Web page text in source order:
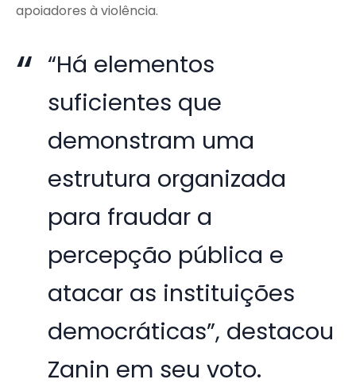
apoiadores à violência.
“Há elementos
suficientes que
demonstram uma
estrutura organizada
para fraudar a
percepção pública e
atacar as instituições
democráticas”, destacou
Zanin em seu voto.